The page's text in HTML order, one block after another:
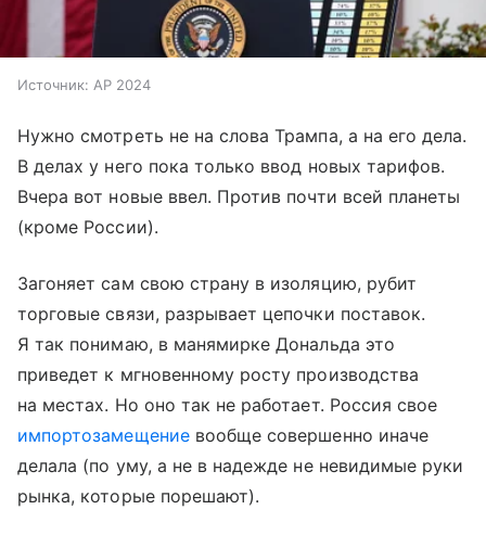
Источник: AP 2024
Нужно смотреть не на слова Трампа, а на его дела.
В делах у него пока только ввод новых тарифов.
Вчера вот новые ввел. Против почти всей планеты
(кроме России).
Загоняет сам свою страну в изоляцию, рубит
торговые связи, разрывает цепочки поставок.
Я так понимаю, в манямирке Дональда это
приведет к мгновенному росту производства
на местах. Но оно так не работает. Россия свое
импортозамещениевообще совершенно иначе
делала (по уму, а не в надежде не невидимые руки
рынка, которые порешают).